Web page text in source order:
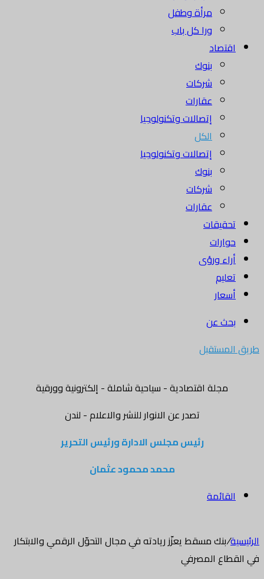
مرأة وطفل
ورا كل باب
اقتصاد
بنوك
شركات
عقارات
إتصالات وتكنولوجيا
الكل
إتصالات وتكنولوجيا
بنوك
شركات
عقارات
تحقيقات
حوارات
أراء ورؤى
تعليم
أسعار
بحث عن
طريق المستقبل
مجلة اقتصادية - سياحية شاملة - إلكترونية وورقية
تصدر عن الانوار للنشر والاعلام - لندن
رئيس مجلس الادارة ورئيس التحرير
محمد محمود عثمان
القائمة
الرئيسية/بنك مسقط يعزّز ريادته في مجال التحوّل الرقمي والابتكار
في القطاع المصرفي